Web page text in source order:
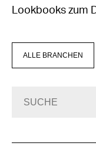
Lookbooks zum
ALLE BRANCHEN